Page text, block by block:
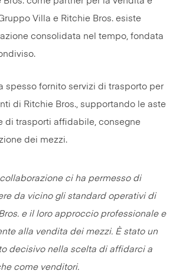
Villa e Ritchie Bros. esiste
consolidata nel tempo, fondata
spesso fornito servizi di trasporto per
di Ritchie Bros., supportando le aste
di trasporti affidabile, consegne
dei mezzi.
ci ha permesso di
da vicino gli standard operativi di
e il loro approccio professionale e
alla vendita dei mezzi. È stato un
decisivo nella scelta di affidarci a
come venditori.